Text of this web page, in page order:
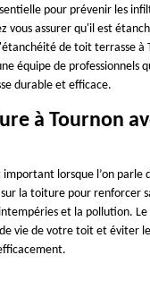
pour prévenir les
vous assurer qu'il est
de toit terrasse
équipe de
durable et efficace.
à Tournon
lorsque l’on
la toiture pour renforcer
et la pollution.
vie de votre toit et éviter